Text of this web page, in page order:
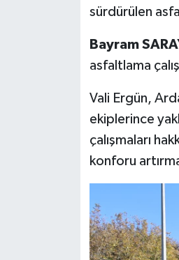
sürdürülen
Bayram
asfaltlama
Vali Ergün,
ekiplerince
çalışmaları
konforu